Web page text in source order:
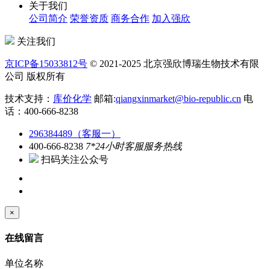
关于我们
公司简介 荣誉资质 商务合作 加入强欣
关注我们
京ICP备15033812号 © 2021-2025 北京强欣博瑞生物技术有限
公司 版权所有
技术支持： 库价化学 邮箱:qiangxinmarket@bio-republic.cn 电
话：400-666-8238
296384489（客服一）
400-666-8238 7*24小时客服服务热线
扫码关注公众号
×
在线留言
单位名称